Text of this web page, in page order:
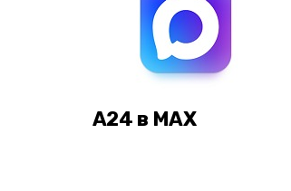
А24 в MAX